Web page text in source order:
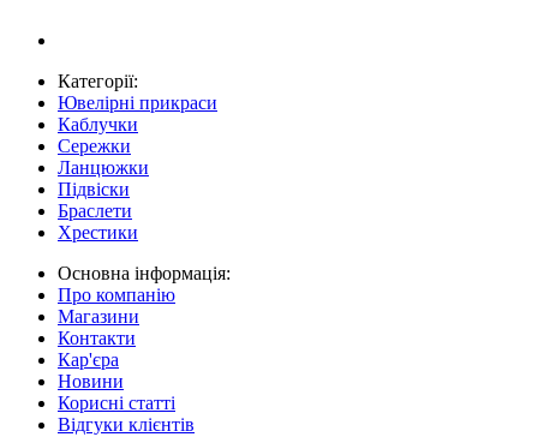
Категорії:
Ювелірні прикраси
Каблучки
Сережки
Ланцюжки
Підвіски
Браслети
Хрестики
Основна інформація:
Про компанію
Магазини
Контакти
Кар'єра
Новини
Корисні статті
Відгуки клієнтів